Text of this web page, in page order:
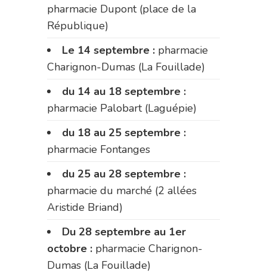
pharmacie Dupont (place de la
République)
Le 14 septembre : pharmacie
Charignon-Dumas (La Fouillade)
du 14 au 18 septembre :
pharmacie Palobart (Laguépie)
du 18 au 25 septembre :
pharmacie Fontanges
du 25 au 28 septembre :
pharmacie du marché (2 allées
Aristide Briand)
Du 28 septembre au 1er
octobre : pharmacie Charignon-
Dumas (La Fouillade)